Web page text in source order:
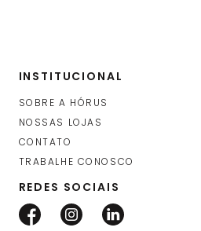
INSTITUCIONAL
SOBRE A HÓRUS
NOSSAS LOJAS
CONTATO
TRABALHE CONOSCO
REDES SOCIAIS